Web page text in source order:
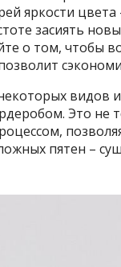
яркости
засиять
о том, чтобы
видов
Это не
пятен –